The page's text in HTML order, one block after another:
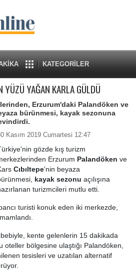
KATEGORİLER
YAĞAN KARLA GÜLDÜ
Erzurum'daki Palandöken ve
bürünmesi, kayak sezonuna
Kasım 2019 Cumartesi 12:47
gözde kış turizm
Erzurum Palandöken ve
Cıbıltepe'nin beyaza
kayak sezonu açılışına
turizmcileri mutlu etti.
turisti konuk eden iki merkezde,
kente gelenlerin 15 dakikada
bölgesine ulaştığı Palandöken,
tesisleri ve uzatılan alternatif